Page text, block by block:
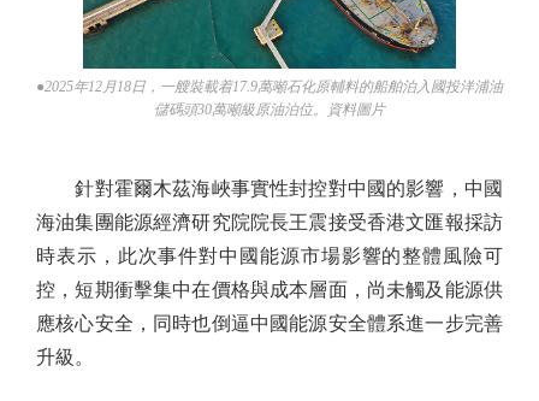
●2025年12月18日，一艘裝載着17.9萬噸石化原輔料的船舶泊入國投洋浦油
儲碼頭30萬噸級原油泊位。資料圖片
針對霍爾木茲海峽事實性封控對中國的影響，中國
海油集團能源經濟研究院院長王震接受香港文匯報採訪
時表示，此次事件對中國能源市場影響的整體風險可
控，短期衝擊集中在價格與成本層面，尚未觸及能源供
應核心安全，同時也倒逼中國能源安全體系進一步完善
升級。